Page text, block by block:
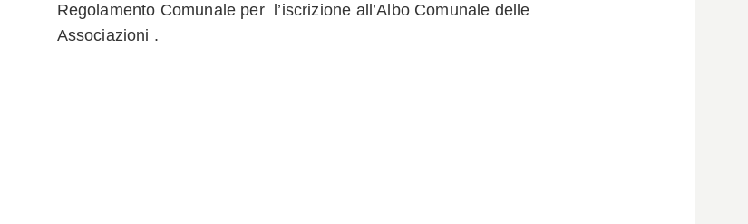
Regolamento Comunale per l’iscrizione all’Albo Comunale delle
Associazioni .